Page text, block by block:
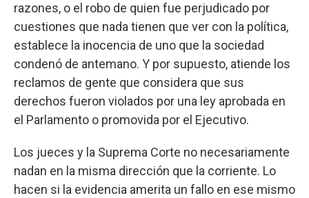
razones, o el robo de quien fue perjudicado por
cuestiones que nada tienen que ver con la política,
establece la inocencia de uno que la sociedad
condenó de antemano. Y por supuesto, atiende los
reclamos de gente que considera que sus
derechos fueron violados por una ley aprobada en
el Parlamento o promovida por el Ejecutivo.
Los jueces y la Suprema Corte no necesariamente
nadan en la misma dirección que la corriente. Lo
hacen si la evidencia amerita un fallo en ese mismo